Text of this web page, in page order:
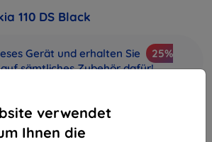
verwendet
Ihnen die
110 DS Black
Gerät und erhalten Sie
25%
sämtliches Zubehör dafür!